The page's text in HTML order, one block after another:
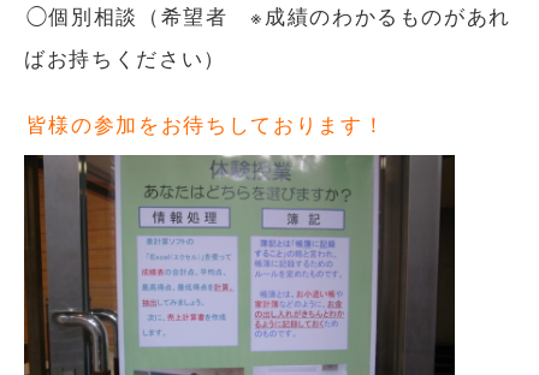
◯個別相談（希望者 ※成績のわかるものがあれ
ばお持ちください）
皆様の参加をお待ちしております！